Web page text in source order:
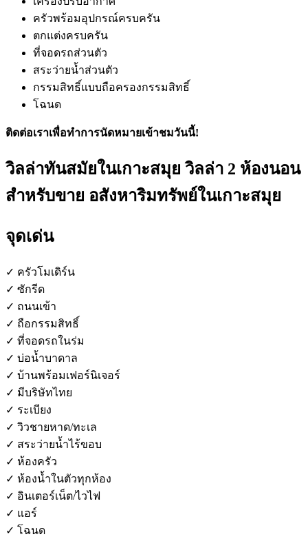
ครัวพร้อมอุปกรณ์ครบครัน
ตกแต่งครบครัน
ที่จอดรถส่วนตัว
สระว่ายน้ำส่วนตัว
กรรมสิทธิ์แบบถือครองกรรมสิทธิ์
โฉนด
ติดต่อเราเพื่อทำการนัดหมายเข้าชมวันนี้!
วิลล่าทันสมัยในเกาะสมุย วิลล่า 2 ห้องนอน
สำหรับขาย อสังหาริมทรัพย์ในเกาะสมุย
จุดเด่น
✓ ครัวโมเดิร์น
✓ ซักรีด
✓ ถนนเข้า
✓ ถือกรรมสิทธิ์
✓ ที่จอดรถในร่ม
✓ บ่อน้ำบาดาล
✓ บ้านพร้อมเฟอร์นิเจอร์
✓ มีบริษัทไทย
✓ ระเบียง
✓ วิวชายหาด/ทะเล
✓ สระว่ายน้ำไร้ขอบ
✓ ห้องครัว
✓ ห้องน้ำในตัวทุกห้อง
✓ อินเตอร์เน็ต/ไวไฟ
✓ แอร์
✓ โฉนด